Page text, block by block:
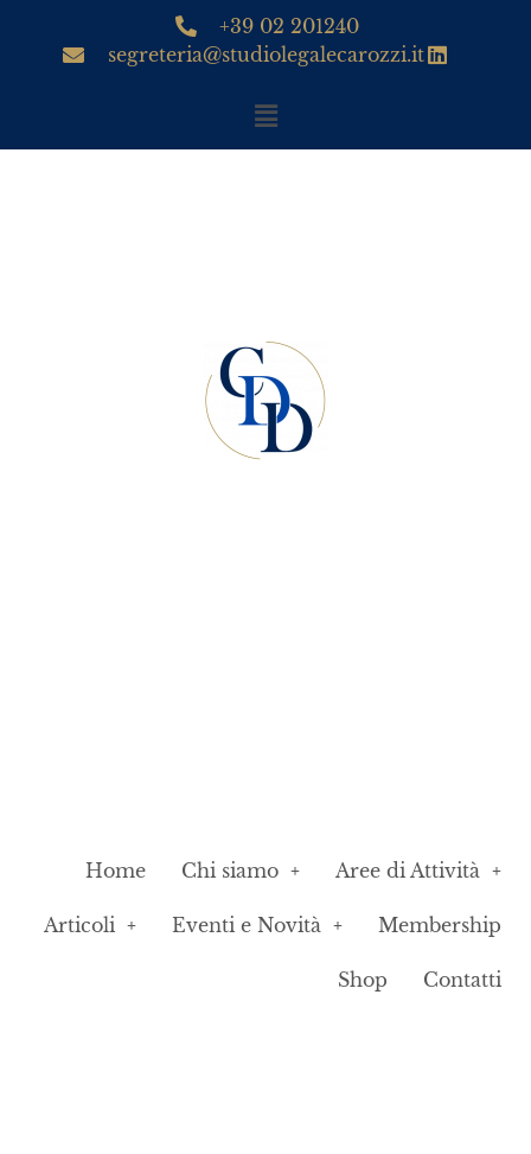
+39 02 201240
segreteria@studiolegalecarozzi.it
Home Chi siamo Aree di Attività
Articoli Eventi e Novità Membership
Shop Contatti